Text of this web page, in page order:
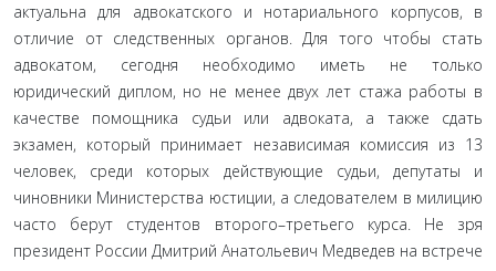
актуальна для адвокатского и нотариального корпусов, в
отличие от следственных органов. Для того чтобы стать
адвокатом, сегодня необходимо иметь не только
юридический диплом, но не менее двух лет стажа работы в
качестве помощника судьи или адвоката, а также сдать
экзамен, который принимает независимая комиссия из 13
человек, среди которых действующие судьи, депутаты и
чиновники Министерства юстиции, а следователем в милицию
часто берут студентов второго–третьего курса. Не зря
президент России Дмитрий Анатольевич Медведев на встрече